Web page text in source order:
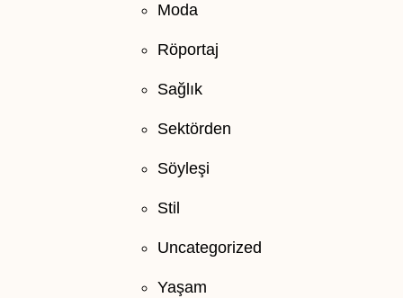
Moda
Röportaj
Sağlık
Sektörden
Söyleşi
Stil
Uncategorized
Yaşam